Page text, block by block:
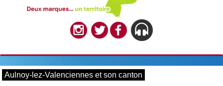
Aulnoy-lez-Valenciennes et son canton